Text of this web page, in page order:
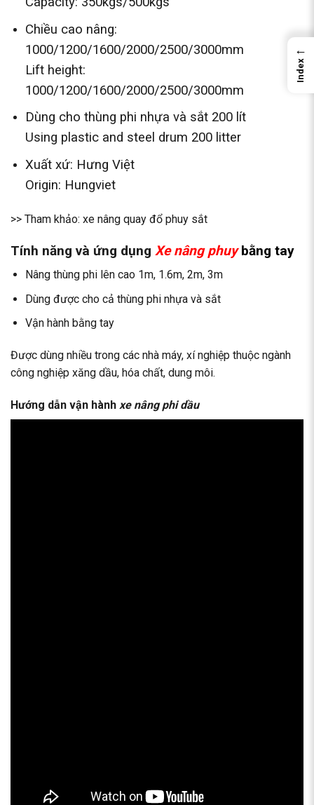
Chiều cao nâng:
1000/1200/1600/2000/2500/3000mm
Lift height:
1000/1200/1600/2000/2500/3000mm
Dùng cho thùng phi nhựa và sắt 200 lít
Using plastic and steel drum 200 litter
Xuất xứ: Hưng Việt
Origin: Hungviet
>> Tham khảo: xe nâng quay đổ phuy sắt
Tính năng và ứng dụng Xe nâng phuybằng tay
Nâng thùng phi lên cao 1m, 1.6m, 2m, 3m
Dùng được cho cả thùng phi nhựa và sắt
Vận hành bằng tay
Được dùng nhiều trong các nhà máy, xí nghiệp thuộc ngành
công nghiệp xăng dầu, hóa chất, dung môi.
Hướng dẫn vận hành xe nâng phi dầu
←
Index